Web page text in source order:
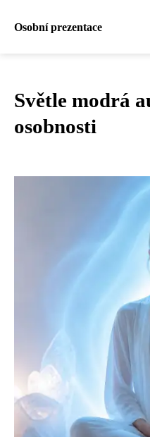
Osobní prezentace
Světle modrá
osobnosti